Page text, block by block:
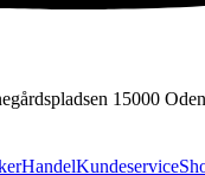
1 5000
Kundeservice